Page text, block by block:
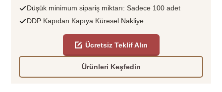
Düşük minimum sipariş miktarı: Sadece 100 adet
DDP Kapıdan Kapıya Küresel Nakliye
Ücretsiz Teklif Alın
Ürünleri Keşfedin